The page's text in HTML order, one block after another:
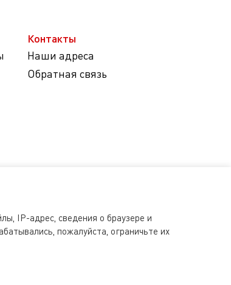
Контакты
Наши адреса
Обратная связь
IP-адрес, сведения о браузере и
пожалуйста, ограничьте их